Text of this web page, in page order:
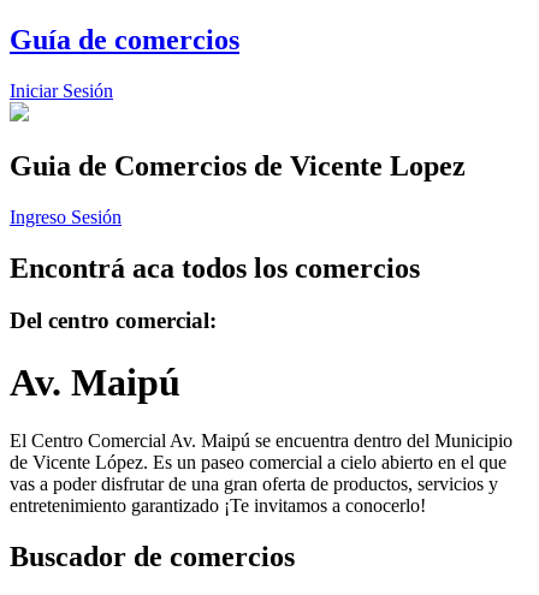
Guía de comercios
Iniciar Sesión
Guia de Comercios de Vicente Lopez
Ingreso Sesión
Encontrá aca todos los comercios
Del centro comercial:
Av. Maipú
El Centro Comercial Av. Maipú se encuentra dentro del Municipio
de Vicente López. Es un paseo comercial a cielo abierto en el que
vas a poder disfrutar de una gran oferta de productos, servicios y
entretenimiento garantizado ¡Te invitamos a conocerlo!
Buscador de comercios